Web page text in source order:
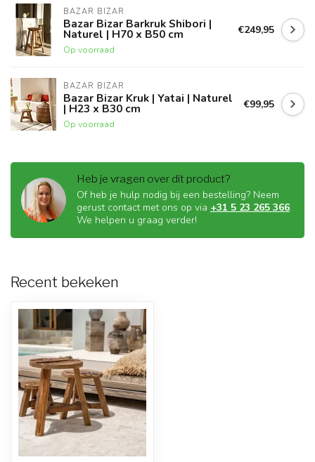
BAZAR BIZAR
Bazar Bizar Barkruk Shibori |
Naturel | H70 x B50 cm
Op voorraad
€249,95
BAZAR BIZAR
Bazar Bizar Kruk | Yatai | Naturel
| H23 x B30 cm
Op voorraad
€99,95
Heb je vragen over dit product?
Of heb je hulp nodig bij een bestelling? Neem
gerust contact met ons op via +31 5 23 265 366.
We helpen u graag verder!
Recent bekeken